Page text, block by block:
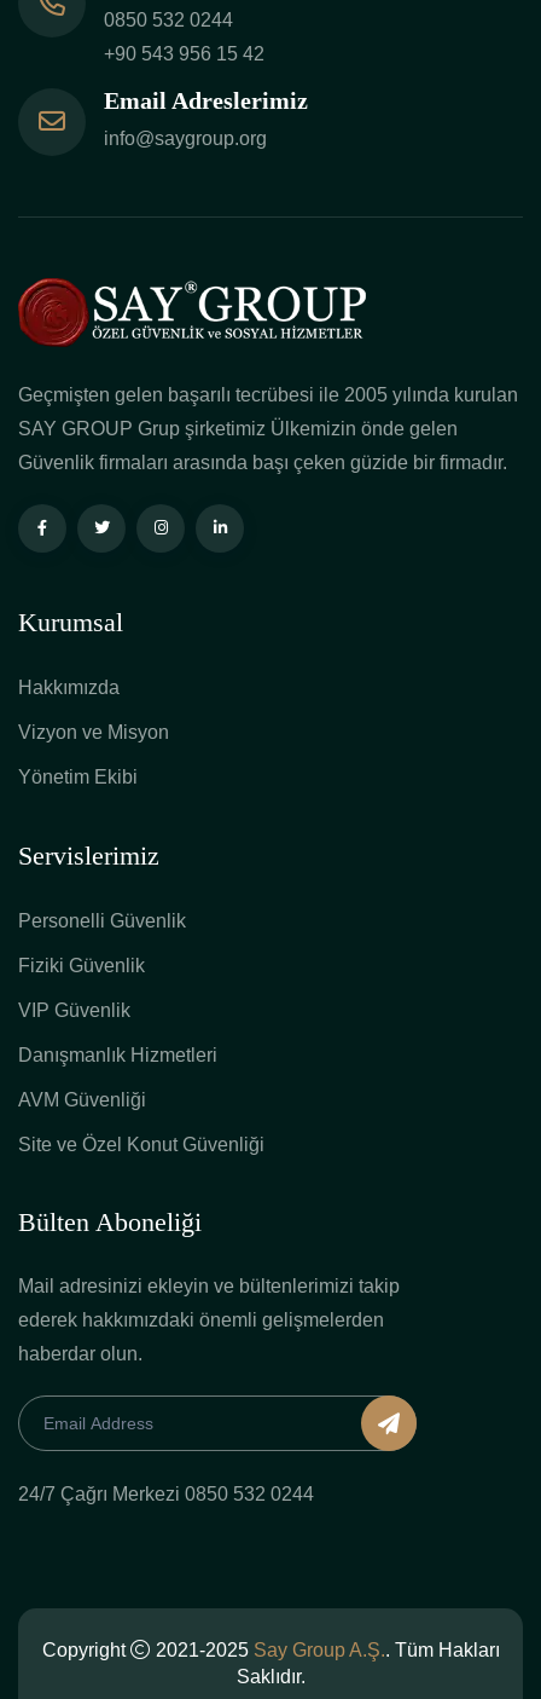
0850 532 0244
+90 543 956 15 42
Email Adreslerimiz
info@saygroup.org
Geçmişten gelen başarılı tecrübesi ile 2005 yılında kurulan
SAY GROUP Grup şirketimiz Ülkemizin önde gelen
Güvenlik firmaları arasında başı çeken güzide bir firmadır.
Kurumsal
Hakkımızda
Vizyon ve Misyon
Yönetim Ekibi
Servislerimiz
Personelli Güvenlik
Fiziki Güvenlik
VIP Güvenlik
Danışmanlık Hizmetleri
AVM Güvenliği
Site ve Özel Konut Güvenliği
Bülten Aboneliği
Mail adresinizi ekleyin ve bültenlerimizi takip
ederek hakkımızdaki önemli gelişmelerden
haberdar olun.
24/7 Çağrı Merkezi 0850 532 0244
Copyright 2021-2025 Say Group A.Ş.. Tüm Hakları
Saklıdır.